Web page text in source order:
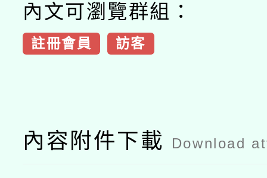
內文可瀏覽群組：
註冊會員 訪客
內容附件下載 Download